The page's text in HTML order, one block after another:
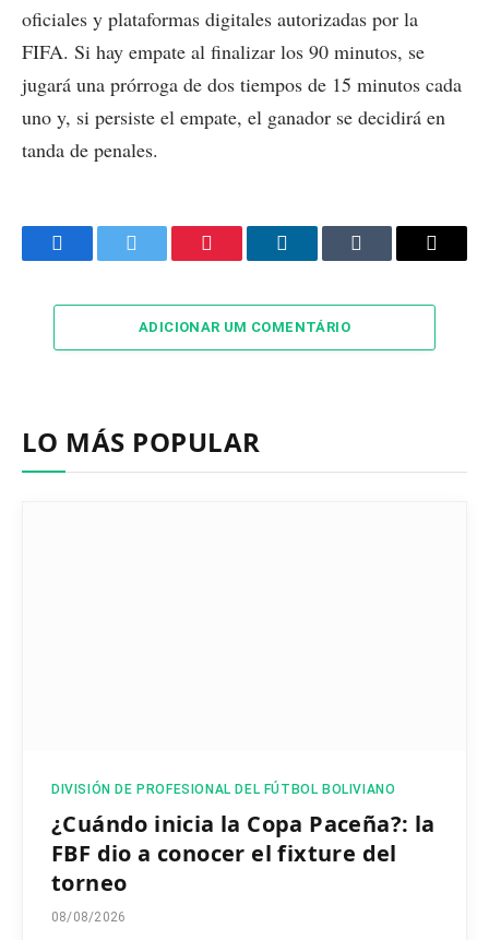
oficiales y plataformas digitales autorizadas por la
FIFA. Si hay empate al finalizar los 90 minutos, se
jugará una prórroga de dos tiempos de 15 minutos cada
uno y, si persiste el empate, el ganador se decidirá en
tanda de penales.
FacebookTwitter Pinterest LinkedInTumblr Email
ADICIONAR UM COMENTÁRIO
LO MÁS POPULAR
DIVISIÓN DE PROFESIONAL DEL FÚTBOL BOLIVIANO
¿Cuándo inicia la Copa Paceña?: la
FBF dio a conocer el fixture del
torneo
08/08/2026